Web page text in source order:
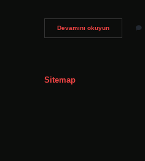
Devamını okuyunBir
Evi
Sitemap